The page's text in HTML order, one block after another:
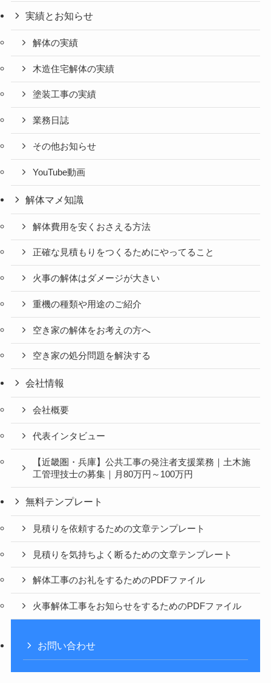
実績とお知らせ
解体の実績
木造住宅解体の実績
塗装工事の実績
業務日誌
その他お知らせ
YouTube動画
解体マメ知識
解体費用を安くおさえる方法
正確な見積もりをつくるためにやってること
火事の解体はダメージが大きい
重機の種類や用途のご紹介
空き家の解体をお考えの方へ
空き家の処分問題を解決する
会社情報
会社概要
代表インタビュー
【近畿圏・兵庫】公共工事の発注者支援業務｜土木施
工管理技士の募集｜月80万円～100万円
無料テンプレート
見積りを依頼するための文章テンプレート
見積りを気持ちよく断るための文章テンプレート
解体工事のお礼をするためのPDFファイル
火事解体工事をお知らせをするためのPDFファイル
お問い合わせ